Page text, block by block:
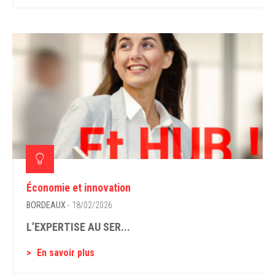
Économie et innovation
BORDEAUX - 18/02/2026
L’EXPERTISE AU SER...
En savoir plus